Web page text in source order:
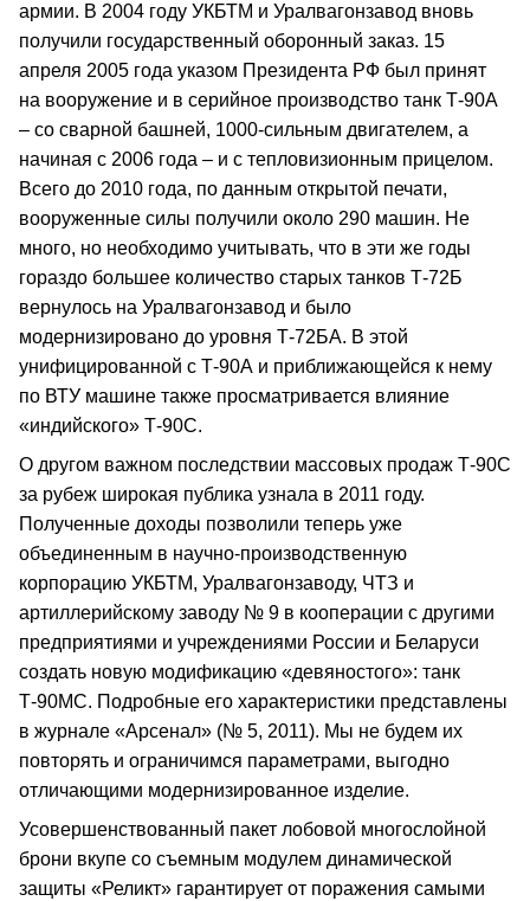
армии. В 2004 году УКБТМ и Уралвагонзавод вновь
получили государственный оборонный заказ. 15
апреля 2005 года указом Президента РФ был принят
на вооружение и в серийное производство танк Т-90А
– со сварной башней, 1000-сильным двигателем, а
начиная с 2006 года – и с тепловизионным прицелом.
Всего до 2010 года, по данным открытой печати,
вооруженные силы получили около 290 машин. Не
много, но необходимо учитывать, что в эти же годы
гораздо большее количество старых танков Т-72Б
вернулось на Уралвагонзавод и было
модернизировано до уровня Т-72БА. В этой
унифицированной с Т-90А и приближающейся к нему
по ВТУ машине также просматривается влияние
«индийского» Т-90С.
О другом важном последствии массовых продаж Т-90С
за рубеж широкая публика узнала в 2011 году.
Полученные доходы позволили теперь уже
объединенным в научно-производственную
корпорацию УКБТМ, Уралвагонзаводу, ЧТЗ и
артиллерийскому заводу № 9 в кооперации с другими
предприятиями и учреждениями России и Беларуси
создать новую модификацию «девяностого»: танк
Т-90МС. Подробные его характеристики представлены
в журнале «Арсенал» (№ 5, 2011). Мы не будем их
повторять и ограничимся параметрами, выгодно
отличающими модернизированное изделие.
Усовершенствованный пакет лобовой многослойной
брони вкупе со съемным модулем динамической
защиты «Реликт» гарантирует от поражения самыми